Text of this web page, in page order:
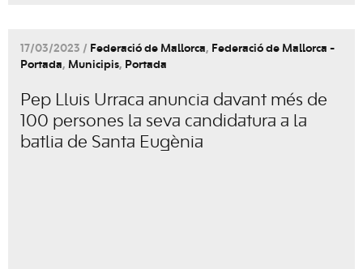
17/03/2023 / Federació de Mallorca, Federació de Mallorca -
Portada, Municipis, Portada
Pep Lluis Urraca anuncia davant més de
100 persones la seva candidatura a la
batlia de Santa Eugènia